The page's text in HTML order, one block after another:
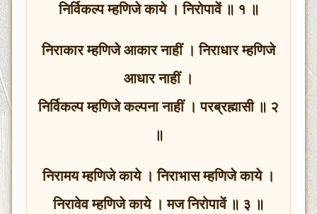
निर्विकल्प म्हणिजे काये । निरोपावें ॥ १ ॥
निराकार म्हणिजे आकार नाहीं । निराधार म्हणिजे
आधार नाहीं ।
निर्विकल्प म्हणिजे कल्पना नाहीं । परब्रह्मासी ॥ २
॥
निरामय म्हणिजे काये । निराभास म्हणिजे काये ।
निरावेव म्हणिजे काये । मज निरोपावें ॥ ३ ॥